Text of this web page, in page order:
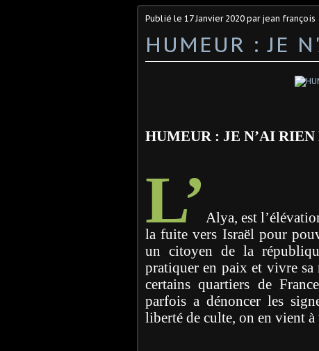
Publié le 17 Janvier 2020 par jean françois
HUMEUR : JE
HUMEUR : JE N’AI
L’ Alya, est
la fuite vers Israël pour
un citoyen de la
pratiquer en paix et vivre sa
certains quartiers de
parfois a dénoncer les
liberté de culte, on en vient